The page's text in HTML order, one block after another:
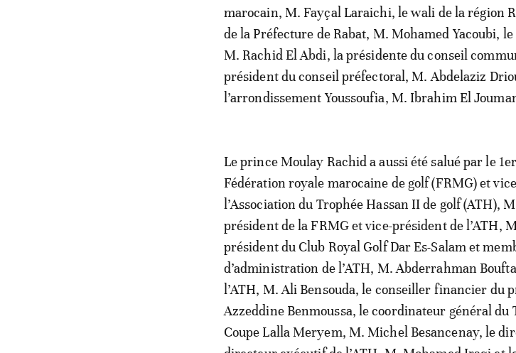
marocain, M. Fayçal Laraichi, le wali de la région
de la Préfecture de Rabat, M. Mohamed Yacoubi,
M. Rachid El Abdi, la présidente du conseil
président du conseil préfectoral, M. Abdelaziz
l’arrondissement Youssoufia, M. Ibrahim El
Le prince Moulay Rachid a aussi été salué par le
Fédération royale marocaine de golf (FRMG) et
l’Association du Trophée Hassan II de golf (ATH),
président de la FRMG et vice-président de l’ATH,
président du Club Royal Golf Dar Es-Salam et
d’administration de l’ATH, M. Abderrahman
l’ATH, M. Ali Bensouda, le conseiller financier du
Azzeddine Benmoussa, le coordinateur général du
Coupe Lalla Meryem, M. Michel Besancenay, le